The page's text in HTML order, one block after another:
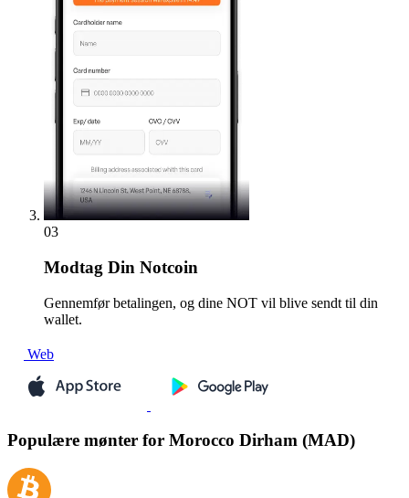
03
Modtag Din Notcoin
Gennemfør betalingen, og dine NOT vil blive sendt til din
wallet.
Web
Populære mønter for Morocco Dirham (MAD)